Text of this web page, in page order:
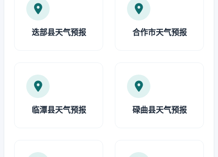
迭部县天气预报 合作市天气预报
临潭县天气预报 碌曲县天气预报